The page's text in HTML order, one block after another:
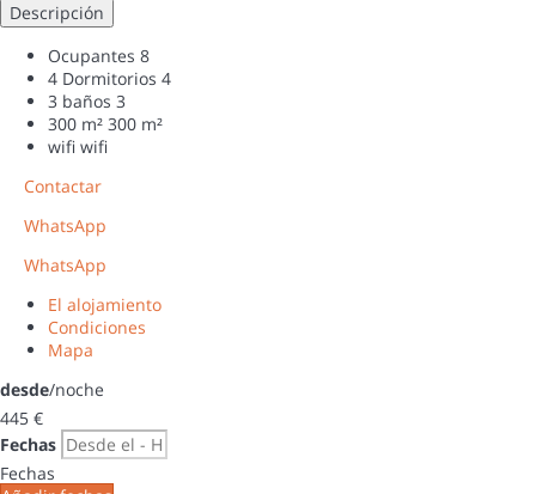
Descripción
Ocupantes 8
4 Dormitorios 4
3 baños 3
300 m² 300 m²
wifi wifi
Contactar
WhatsApp
WhatsApp
El alojamiento
Condiciones
Mapa
desde/noche
445 €
Fechas
Fechas